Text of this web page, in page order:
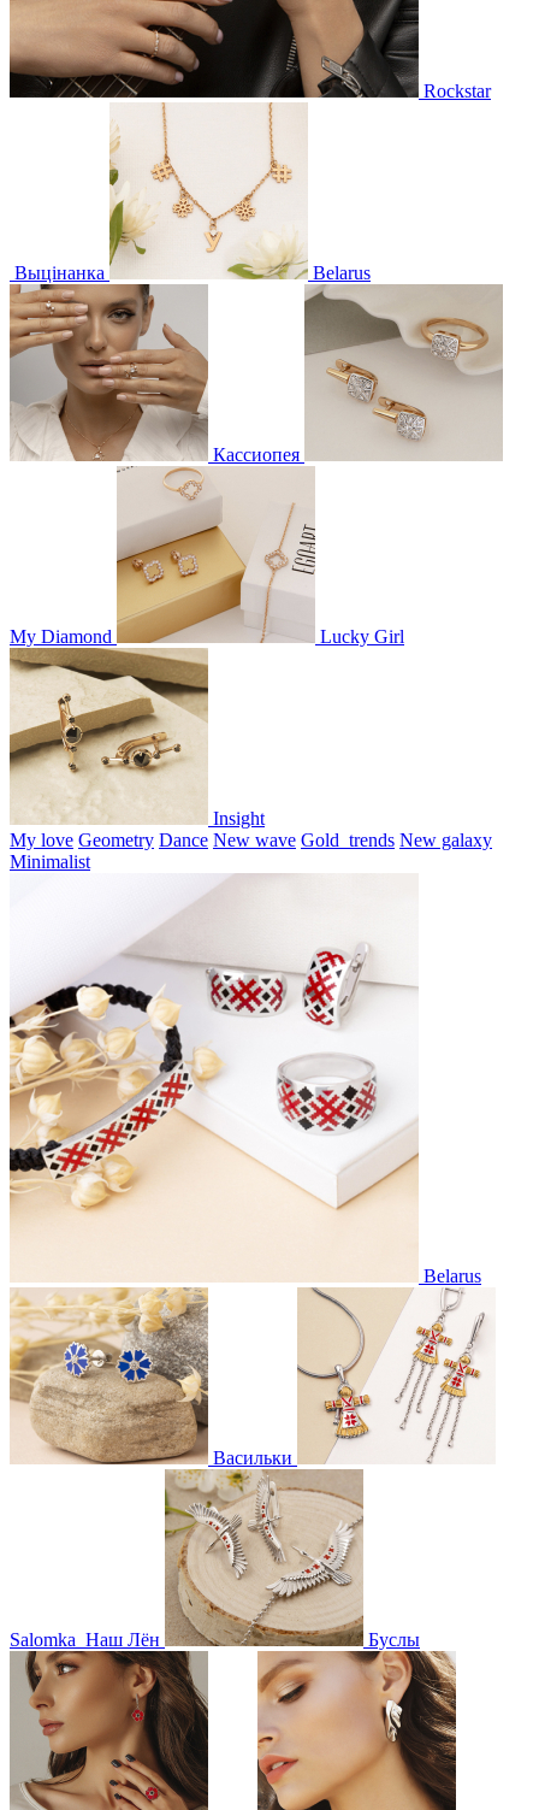
Rockstar
Выцінанка Belarus
Кассиопея
My Diamond Lucky Girl
Insight
My love Geometry Dance New wave Gold_trends New galaxy
Minimalist
Belarus
Васильки
Salomka Наш Лён Буслы